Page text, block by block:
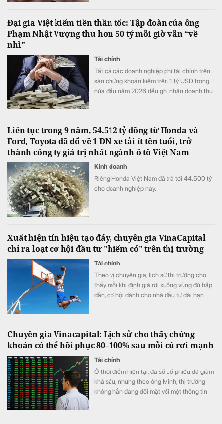
Đại gia Việt kiếm tiền thần tốc: Tập đoàn của ông
Phạm Nhật Vượng thu hơn 50 tỷ mỗi giờ vẫn “về
nhì”
Tài chính
Tất cả các doanh nghiệp phi tài chính trên
sàn chứng khoán kiếm trên 1 tỷ USD trong
nửa đầu năm 2026 đều ghi nhận doanh thu
Liên tục trong 9 năm, 54.512 tỷ đồng từ Honda và
Ford, Toyota đã đổ về 1 DN xe tải ít tên tuổi, trở
thành công ty giá trị nhất ngành ô tô Việt Nam
Kinh doanh
Riêng Honda Việt Nam đã trả tới 44.500 tỷ
cho doanh nghiệp này.
Xuất hiện tín hiệu tạo đáy, chuyên gia VinaCapital
chỉ ra loạt cơ hội đầu tư "hiếm có" trên thị trường
Tài chính
Theo vị chuyên gia, lịch sử thị trường cho
thấy mỗi khi định giá rơi xuống vùng đủ hấp
dẫn, cơ hội dành cho nhà đầu tư dài hạn
Chuyên gia Vinacapital: Lịch sử cho thấy chứng
khoán có thể hồi phục 80–100% sau mỗi cú rơi mạnh
Tài chính
Ở thời điểm hiện tại, đa số cổ phiếu đã giảm
khá sâu, nhưng theo ông Minh, thị trường
không hẳn đang đối mặt với một thông tin